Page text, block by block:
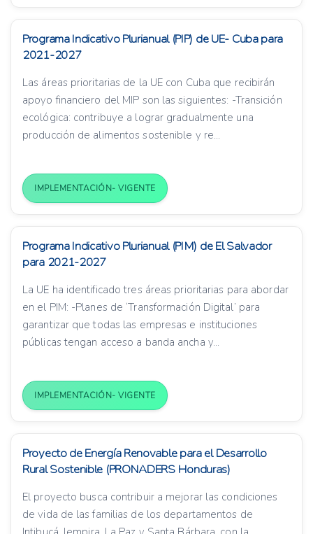
Programa Indicativo Plurianual (PIP) de UE- Cuba para
2021-2027
Las áreas prioritarias de la UE con Cuba que recibirán
apoyo financiero del MIP son las siguientes: -Transición
ecológica: contribuye a lograr gradualmente una
producción de alimentos sostenible y re...
IMPLEMENTACIÓN- VIGENTE
Programa Indicativo Plurianual (PIM) de El Salvador
para 2021-2027
La UE ha identificado tres áreas prioritarias para abordar
en el PIM: -Planes de ‘Transformación Digital’ para
garantizar que todas las empresas e instituciones
públicas tengan acceso a banda ancha y...
IMPLEMENTACIÓN- VIGENTE
Proyecto de Energía Renovable para el Desarrollo
Rural Sostenible (PRONADERS Honduras)
El proyecto busca contribuir a mejorar las condiciones
de vida de las familias de los departamentos de